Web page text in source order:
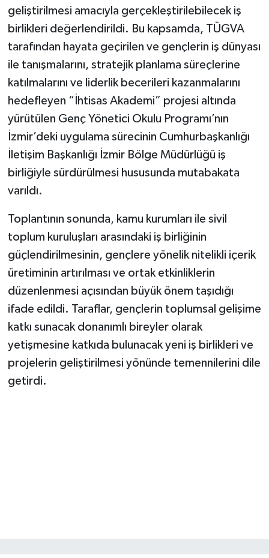
geliştirilmesi amacıyla gerçekleştirilebilecek iş
birlikleri değerlendirildi. Bu kapsamda, TÜGVA
tarafından hayata geçirilen ve gençlerin iş dünyası
ile tanışmalarını, stratejik planlama süreçlerine
katılmalarını ve liderlik becerileri kazanmalarını
hedefleyen “İhtisas Akademi” projesi altında
yürütülen Genç Yönetici Okulu Programı’nın
İzmir’deki uygulama sürecinin Cumhurbaşkanlığı
İletişim Başkanlığı İzmir Bölge Müdürlüğü iş
birliğiyle sürdürülmesi hususunda mutabakata
varıldı.
Toplantının sonunda, kamu kurumları ile sivil
toplum kuruluşları arasındaki iş birliğinin
güçlendirilmesinin, gençlere yönelik nitelikli içerik
üretiminin artırılması ve ortak etkinliklerin
düzenlenmesi açısından büyük önem taşıdığı
ifade edildi. Taraflar, gençlerin toplumsal gelişime
katkı sunacak donanımlı bireyler olarak
yetişmesine katkıda bulunacak yeni iş birlikleri ve
projelerin geliştirilmesi yönünde temennilerini dile
getirdi.